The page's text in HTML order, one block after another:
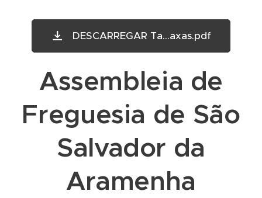
DESCARREGAR Ta...axas.pdf
Assembleia de
Freguesia de São
Salvador da
Aramenha